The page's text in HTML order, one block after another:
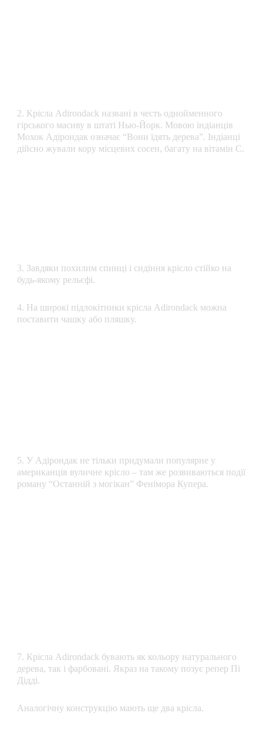
2. Крісла Adirondack названі в честь однойменного
гірського масиву в штаті Нью-Йорк. Мовою індіанців
Мохок Адірондак означає “Вони їдять дерева”. Індіанці
дійсно жували кору місцевих сосен, багату на вітамін С.
3. Завдяки похилим спинці і сидіння крісло стійко на
будь-якому рельєфі.
4. На широкі підлокітники крісла Adirondack можна
поставити чашку або пляшку.
5. У Адірондак не тільки придумали популярне у
американців вуличне крісло – там же розвиваються події
роману “Останній з могікан” Фенімора Купера.
7. Крісла Adirondack бувають як кольору натурального
дерева, так і фарбовані. Якраз на такому позує репер Пі
Дідді.
Аналогічну конструкцію мають ще два крісла.